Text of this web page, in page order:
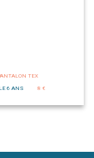
TEX
6 ANS
8 €